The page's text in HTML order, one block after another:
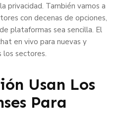
privacidad. También vamos a
con decenas de opciones,
plataformas sea sencilla. El
en vivo para nuevas y
los sectores.
Usan Los
Para